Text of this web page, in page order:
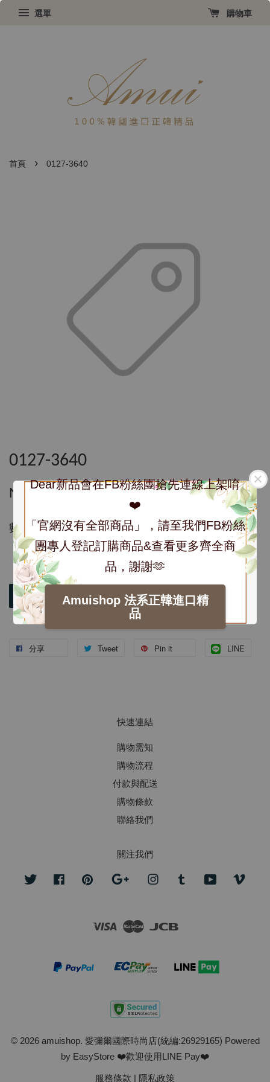
Dear新品會在FB粉絲團搶先連線上架唷
❤️
「官網沒有全部商品」，請至我們FB粉絲
團專人登記訂購商品&查看更多齊全商
品，謝謝🫶
Amuishop 法系正韓進口精
品
選單 購物車
首頁 › 0127-3640
0127-3640
NT$ 3,640
數量
加入購物車
分享 Tweet Pin it LINE
快速連結
購物需知
購物流程
付款與配送
購物條款
聯絡我們
關注我們
Twitter FacebookPinterest Google InstagramTumblr YouTube
Visa Master
© 2026 amuishop. 愛彌爾國際時尚店(統編:26929165) Powered
by EasyStore ❤️歡迎使用LINE Pay❤️
服務條款 | 隱私政策